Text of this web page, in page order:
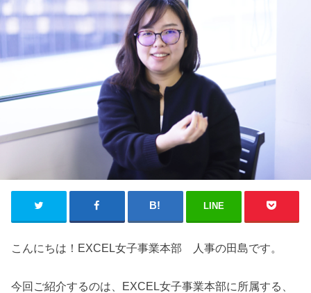
LINE
こんにちは！EXCEL女子事業本部 人事の田島です。
今回ご紹介するのは、EXCEL女子事業本部に所属する、